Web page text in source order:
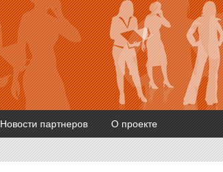
Новости партнеров О проекте